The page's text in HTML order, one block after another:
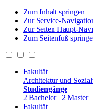
Zum Inhalt springen
Zur Service-
Zur Seiten Haupt-
Zum Seitenfuß
Fakultät
Architektur und
Studiengänge
2 Bachelor | 2 Master
Fakultät